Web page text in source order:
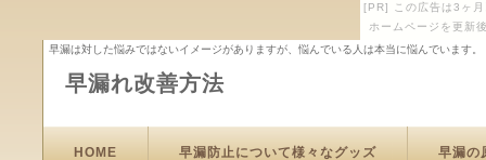
[PR] この広告は3ヶ
ホームページを更新
早漏は対した悩みではないイメージがありますが、悩んでいる人は本当に悩んでいます。
早漏れ改善方法
HOME 早漏防止について様々なグッズ 早漏の